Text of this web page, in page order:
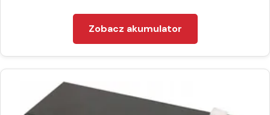
Zobacz akumulator